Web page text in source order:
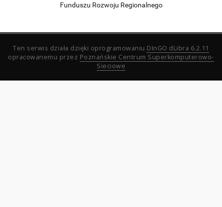
Funduszu Rozwoju Regionalnego
Ten serwis działa dzięki oprogramowaniu DInGO dLibra 6.2.11
opracowanemu przez Poznańskie Centrum Superkomputerowo-
Sieciowe